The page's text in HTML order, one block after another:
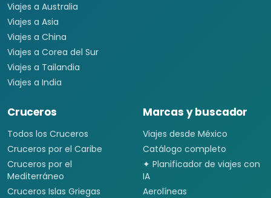
Viajes a Australia
Viajes a Asia
Viajes a China
Viajes a Corea del Sur
Viajes a Tailandia
Viajes a India
Cruceros
Todos los Cruceros
Cruceros por el Caribe
Cruceros por el
Mediterráneo
Cruceros Islas Griegas
Marcas y buscador
Viajes desde México
Catálogo completo
✦ Planificador de viajes con
IA
Aerolíneas